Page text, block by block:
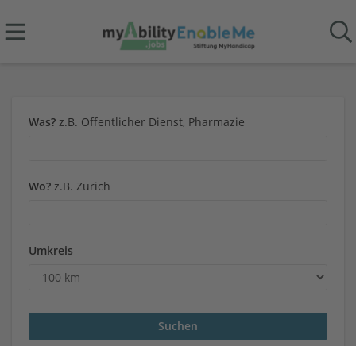
Was? z.B. Öffentlicher Dienst, Pharmazie
Wo? z.B. Zürich
Umkreis